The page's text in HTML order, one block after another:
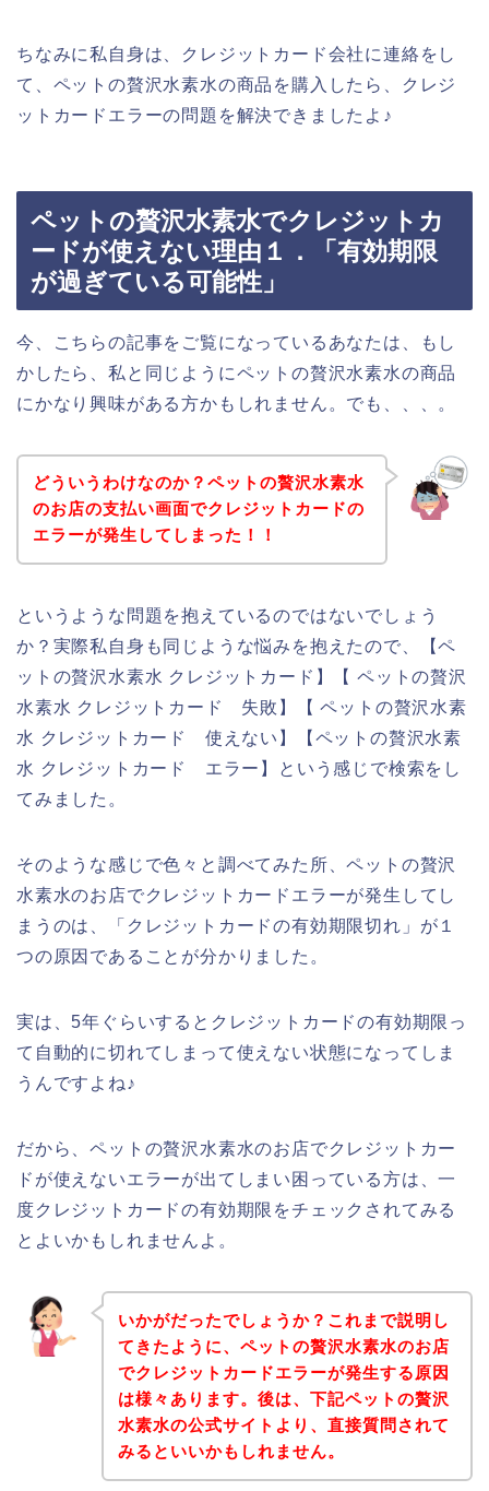
ちなみに私自身は、クレジットカード会社に連絡をし
て、ペットの贅沢水素水の商品を購入したら、クレジ
ットカードエラーの問題を解決できましたよ♪
ペットの贅沢水素水でクレジットカ
ードが使えない理由１．「有効期限
が過ぎている可能性」
今、こちらの記事をご覧になっているあなたは、もし
かしたら、私と同じようにペットの贅沢水素水の商品
にかなり興味がある方かもしれません。でも、、、。
どういうわけなのか？ペットの贅沢水素水
のお店の支払い画面でクレジットカードの
エラーが発生してしまった！！
というような問題を抱えているのではないでしょう
か？実際私自身も同じような悩みを抱えたので、【ペ
ットの贅沢水素水 クレジットカード】【 ペットの贅沢
水素水 クレジットカード 失敗】【 ペットの贅沢水素
水 クレジットカード 使えない】【ペットの贅沢水素
水 クレジットカード エラー】という感じで検索をし
てみました。
そのような感じで色々と調べてみた所、ペットの贅沢
水素水のお店でクレジットカードエラーが発生してし
まうのは、「クレジットカードの有効期限切れ」が１
つの原因であることが分かりました。
実は、5年ぐらいするとクレジットカードの有効期限っ
て自動的に切れてしまって使えない状態になってしま
うんですよね♪
だから、ペットの贅沢水素水のお店でクレジットカー
ドが使えないエラーが出てしまい困っている方は、一
度クレジットカードの有効期限をチェックされてみる
とよいかもしれませんよ。
いかがだったでしょうか？これまで説明し
てきたように、ペットの贅沢水素水のお店
でクレジットカードエラーが発生する原因
は様々あります。後は、下記ペットの贅沢
水素水の公式サイトより、直接質問されて
みるといいかもしれません。